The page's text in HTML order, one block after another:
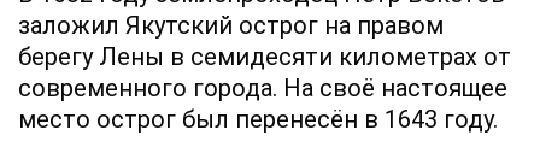
заложил Якутский острог на правом
берегу Лены в семидесяти километрах от
современного города. На своё настоящее
место острог был перенесён в 1643 году.